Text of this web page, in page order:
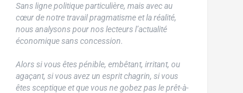
Sans ligne politique particulière, mais avec au
cœur de notre travail pragmatisme et la réalité,
nous analysons pour nos lecteurs l’actualité
économique sans concession.
Alors si vous êtes pénible, embêtant, irritant, ou
agaçant, si vous avez un esprit chagrin, si vous
êtes sceptique et que vous ne gobez pas le prêt-à-